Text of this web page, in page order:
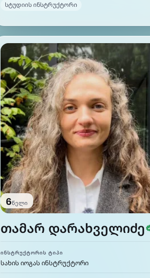
სტუდიის ინსტრუქტორი
6წელი
თამარ დარახველიძე
ᲘᲜᲡᲢᲠᲣᲥᲢᲝᲠᲘᲡ ᲢᲘᲞᲘ
სახის იოგას ინსტრუქტორი